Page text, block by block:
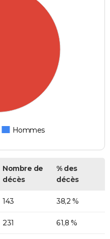
Hommes
Nombre de
décès
% des
décès
143 38,2 %
231 61,8 %